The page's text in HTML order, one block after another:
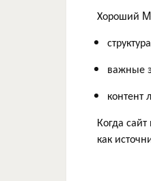
Хороший
важные
контент
Когда
как